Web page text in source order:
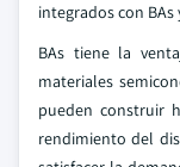
integrados con
BAs tiene la
materiales
pueden construir
rendimiento del